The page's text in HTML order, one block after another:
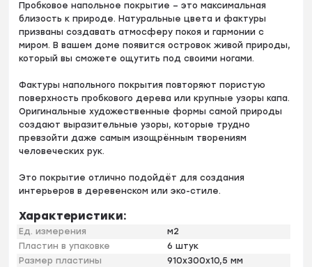
Пробковое напольное покрытие – это максимальная
близость к природе. Натуральные цвета и фактуры
призваны создавать атмосферу покоя и гармонии с
миром. В вашем доме появится островок живой природы,
который вы сможете ощутить под своими ногами.
Фактуры напольного покрытия повторяют пористую
поверхность пробкового дерева или крупные узоры капа.
Оригинальные художественные формы самой природы
создают выразительные узоры, которые трудно
превзойти даже самым изощрённым творениям
человеческих рук.
Это покрытие отлично подойдёт для создания
интерьеров в деревенском или эко-стиле.
Характеристики:
Ед. измерения
м2
Пластин в упаковке
6 штук
Размер пластины
910х300х10,5 мм